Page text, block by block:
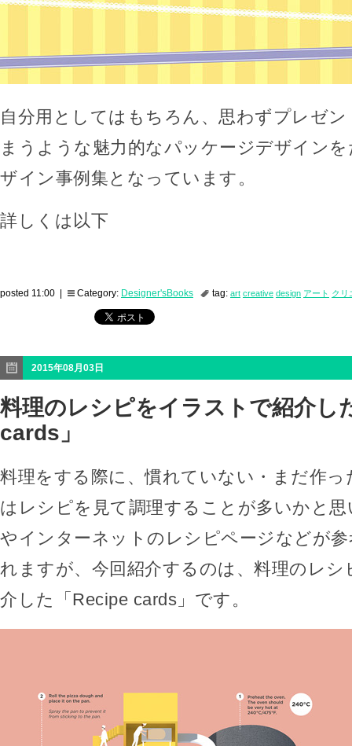
自分用としてはもちろん、思わずプレゼ
まうような魅力的なパッケージデザイン
ザイン事例集となっています。
詳しくは以下
posted 11:00 | Category: Designer'sBooks tag: art creative design アート クリ
2015年08月03日
料理のレシピをイラストで紹介し
cards」
料理をする際に、慣れていない・まだ作
はレシピを見て調理することが多いかと
やインターネットのレシピページなどが
れますが、今回紹介するのは、料理のレ
介した「Recipe cards」です。